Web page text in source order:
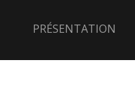
PRÉSENTATION